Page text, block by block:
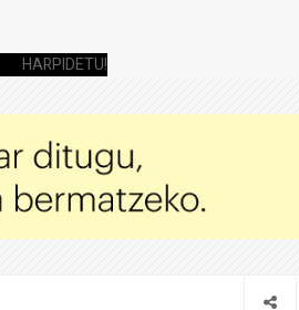
HARPIDETU!